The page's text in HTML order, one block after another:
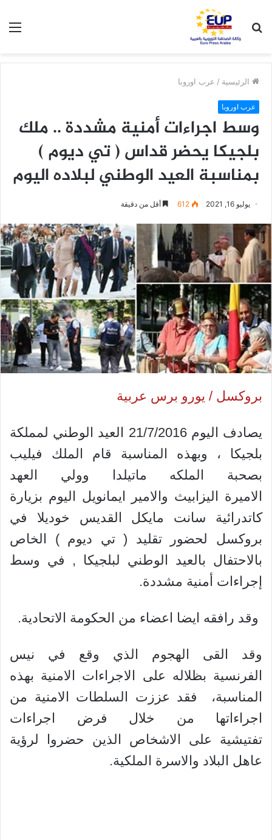
عن
الرئيسية / عرب اوروبا
عرب اوروبا
وسط اجراءات أمنية مشددة .. ملك
بلجيكا يحضر قداس ( تي ديوم )
بمناسبة العيد الوطني لبلاده اليوم
يوليو 16, 2021 612 أقل من دقيقة
بروكسل / يورو برس عربية
يصادف اليوم 21/7/2016 العيد الوطني لمملكة
بلجيكا ، وبهذه المناسبة قام الملك فيليب
بصحبة الملكه ماتيلدا وولي العهد
الاميرة اليزابيث والامير ايمانويل اليوم بزيارة
كاتدرائية سانت مايكل القديس خوديلا في
بروكسل لحضور تقليد ( تي ديوم ) الخاص
بالاحتفال بالعيد الوطني لبلجيكا , في وسط
إجراءات أمنية مشددة.
وقد رافقه ايضا اعضاء من الحكومة الاتحادية.
وقد القى الهجوم الذي وقع في نيس
الفرنسية بظلاله على الاجراءات الامنية بهذه
المناسبة، فقد عززت السلطات الامنية من
اجراءاتها من خلال فرض اجراءات
تفتيشية على الاشخاص الذين حضروا لرؤية
عاهل البلاد والاسرة الملكية.